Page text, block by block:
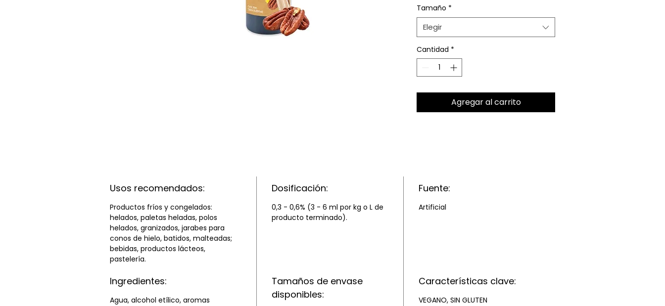
arce. Presenta un cuerpo suave y
equilibrado, con un dulzor
armonioso y una agradable
persistencia. Ofrece un atractivo y
característico color marrón.
Tamaño *
Elegir
Cantidad *
Agregar al carrito
Usos recomendados:
Productos fríos y congelados:
helados, paletas heladas, polos
helados, granizados, jarabes para
conos de hielo, batidos, malteadas;
bebidas, productos lácteos,
pastelería.
Dosificación:
0,3 - 0,6% (3 - 6 ml por kg o L de
producto terminado).
Fuente:
Artificial
Ingredientes:
Agua, alcohol etílico, aromas
Tamaños de envase
disponibles:
Características clave:
VEGANO, SIN GLUTEN